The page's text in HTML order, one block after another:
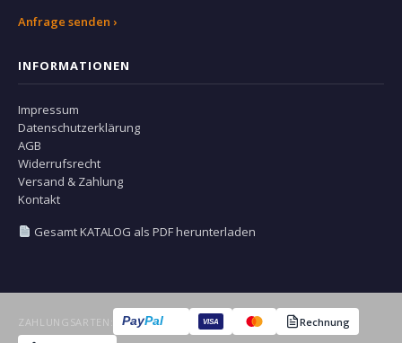
Anfrage senden ›
INFORMATIONEN
Impressum
Datenschutzerklärung
AGB
Widerrufsrecht
Versand & Zahlung
Kontakt
Gesamt KATALOG als PDF herunterladen
ZAHLUNGSARTEN: PayPal VISA
Rechnung